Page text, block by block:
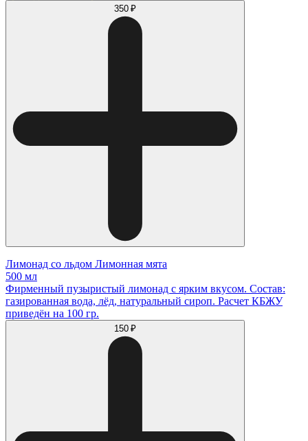
350 ₽
Лимонад со льдом Лимонная мята
500 мл
Фирменный пузыристый лимонад с ярким вкусом. Состав:
газированная вода, лёд, натуральный сироп. Расчет КБЖУ
приведён на 100 гр.
150 ₽